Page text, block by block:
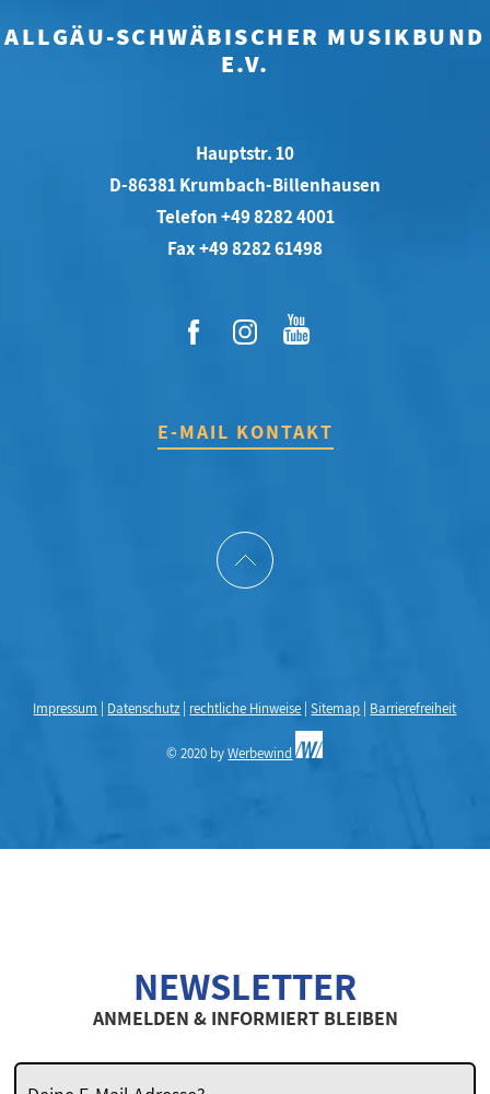
ALLGÄU-SCHWÄBISCHER MUSIKBUND
E.V.
Hauptstr. 10
D-86381 Krumbach-Billenhausen
Telefon +49 8282 4001
Fax +49 8282 61498
E-MAIL KONTAKT
Impressum Datenschutz rechtliche Hinweise |Sitemap Barrierefreiheit
© 2020 byWerbewind
NEWSLETTER
ANMELDEN & INFORMIERT BLEIBEN